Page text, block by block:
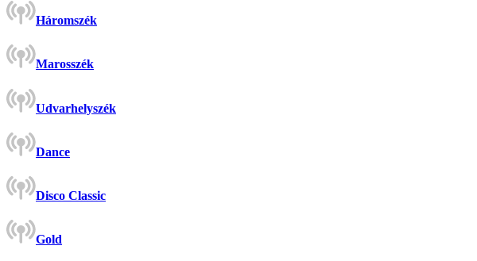
Háromszék
Marosszék
Udvarhelyszék
Dance
Disco Classic
Gold